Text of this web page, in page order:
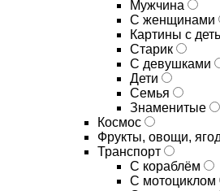
Мужчина
С женщинами
Картины с
Старик
С девушками
Дети
Семья
Знаменитые
Космос
Фрукты, овощи,
Транспорт
С кораблём
С мотоциклом